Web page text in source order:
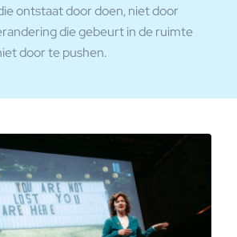
ontstaat door doen, niet door
die gebeurt in de ruimte
door te pushen.